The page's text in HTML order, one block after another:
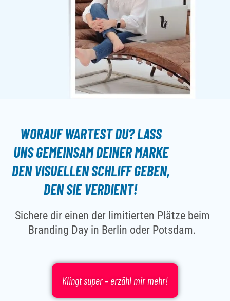
WORAUF WARTEST DU? LASS
UNS GEMEINSAM DEINER MARKE
DENVISUELLEN SCHLIFFGEBEN,
DEN SIE VERDIENT!
Sichere dir einen der limitierten Plätze beim
Branding Day in Berlin oder Potsdam.
Klingt super – erzähl mir mehr!